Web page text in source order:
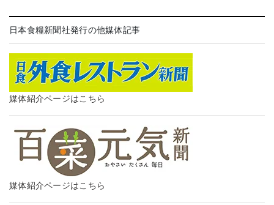
日本食糧新聞社発行の他媒体記事
媒体紹介ページはこちら
媒体紹介ページはこちら